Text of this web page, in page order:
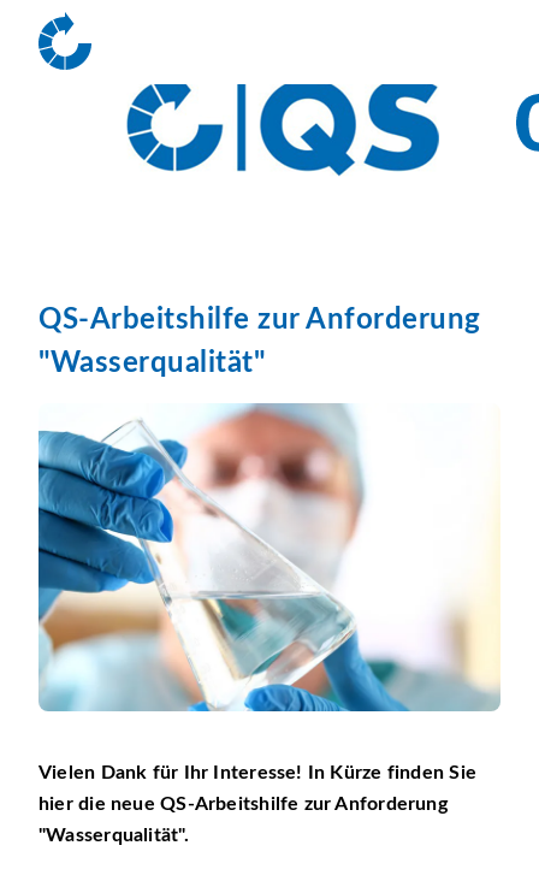
QS-Arbeitshilfe zur Anforderung
"Wasserqualität"
Vielen Dank für Ihr Interesse! In Kürze finden Sie
hier die neue QS-Arbeitshilfe zur Anforderung
Wasserqualität .